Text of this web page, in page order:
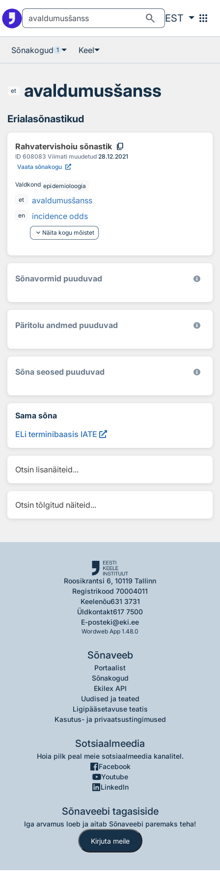
search EST apps
Sõnakogud 1 Keel
et avaldumusšanss
Erialasõnastikud
Rahvatervishoiu sõnastik content_copy
ID 608083 Viimati muudetud 28.12.2021
Vaata sõnakogu
Valdkond epidemioloogia
et
avaldumusšanss
en
incidence odds
keyboard_arrow_down Näita kogu mõistet
Sõnavormid puuduvad
Päritolu andmed puuduvad
Sõna seosed puuduvad
Sama sõna
ELi terminibaasis IATE
Otsin lisanäiteid...
Otsin tõlgitud näiteid...
Roosikrantsi 6, 10119 Tallinn
Registrikood 70004011
Keelenõu631 3731
Üldkontakt617 7500
E-posteki@eki.ee
Wordweb App 1.48.0
Sõnaveeb
Portaalist
Sõnakogud
Ekilex API
Uudised ja teated
Ligipääsetavuse teatis
Kasutus- ja privaatsustingimused
Sotsiaalmeedia
Hoia pilk peal meie sotsiaalmeedia kanalitel.
Facebook
Youtube
LinkedIn
Sõnaveebi tagasiside
Iga arvamus loeb ja aitab Sõnaveebi paremaks teha!
Kirjuta meile